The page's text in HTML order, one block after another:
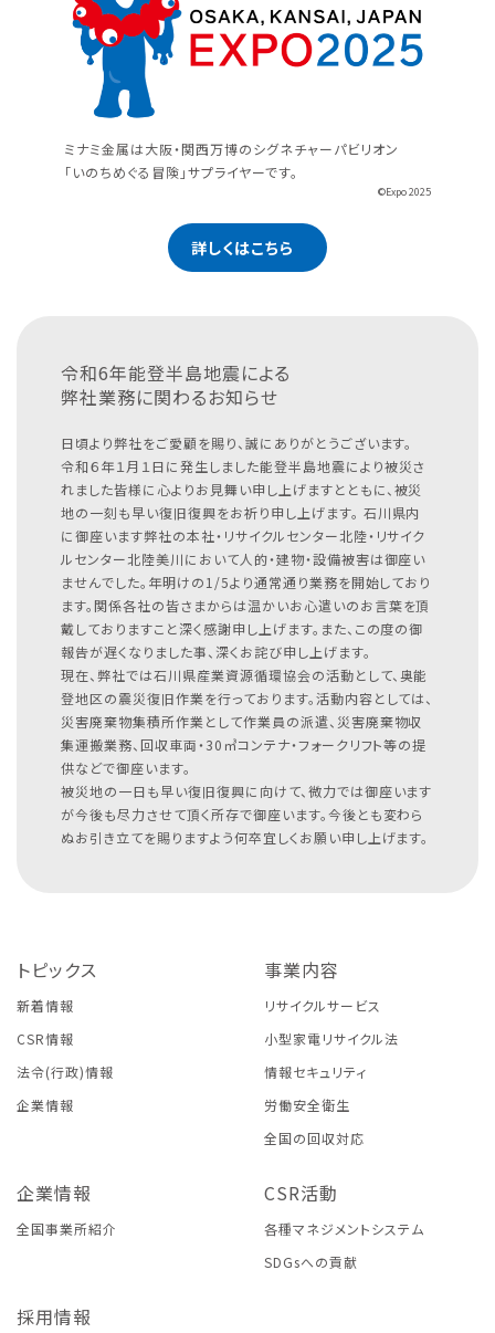
ミナミ金属は大阪・関西万博のシグネチャーパビリオン
「いのちめぐる冒険」サプライヤーです。
©Expo 2025
詳しくはこちら
令和6年能登半島地震による
弊社業務に関わるお知らせ
日頃より弊社をご愛顧を賜り、誠にありがとうございます。
令和６年１月１日に発生しました能登半島地震により被災さ
れました皆様に心よりお見舞い申し上げますとともに、被災
地の一刻も早い復旧復興をお祈り申し上げます。 石川県内
に御座います弊社の本社・リサイクルセンター北陸・リサイク
ルセンター北陸美川において人的・建物・設備被害は御座い
ませんでした。年明けの1/5より通常通り業務を開始しており
ます。関係各社の皆さまからは温かいお心遣いのお言葉を頂
戴しておりますこと深く感謝申し上げます。また、この度の御
報告が遅くなりました事、深くお詫び申し上げます。
現在、弊社では石川県産業資源循環協会の活動として、奥能
登地区の震災復旧作業を行っております。活動内容としては、
災害廃棄物集積所作業として作業員の派遣、災害廃棄物収
集運搬業務、回収車両・30㎥コンテナ・フォークリフト等の提
供などで御座います。
被災地の一日も早い復旧復興に向けて、微力では御座います
が今後も尽力させて頂く所存で御座います。今後とも変わら
ぬお引き立てを賜りますよう何卒宜しくお願い申し上げます。
トピックス
新着情報
CSR情報
法令(行政)情報
企業情報
事業内容
リサイクルサービス
小型家電リサイクル法
情報セキュリティ
労働安全衛生
全国の回収対応
企業情報
全国事業所紹介
CSR活動
各種マネジメントシステム
SDGsへの貢献
採用情報